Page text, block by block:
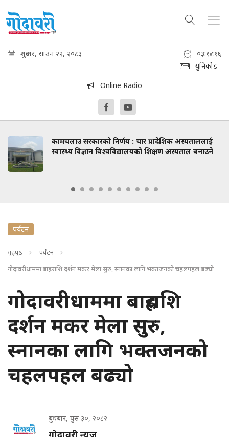
शुक्रबार, साउन २२, २०८३
०३:१४:१७
युनिकोड
Online Radio
कामचलाउ सरकारको निर्णय : चार प्रादेशिक अस्पताललाई
स्वास्थ्य विज्ञान विश्वविद्यालयको शिक्षण अस्पताल बनाउने
पर्यटन
गृहपृष्ठ
पर्यटन
गोदावरीधाममा बाह्रराशि दर्शन मकर मेला सुरु, स्नानका लागि भक्तजनको चहलपहल बढ्यो
गोदावरीधाममा बाह्रराशि
दर्शन मकर मेला सुरु,
स्नानका लागि भक्तजनको
चहलपहल बढ्यो
बुधबार, पुस ३०, २०८२
गोदावरी न्युज